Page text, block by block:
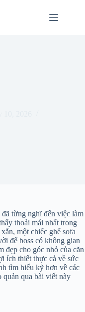
đã từng nghĩ đến việc làm
thoải mái nhất trong
một chiếc ghế sofa
để boss có không gian
đẹp cho góc nhỏ của căn
ích thiết thực cả về sức
tìm hiểu kỹ hơn về các
quản qua bài viết này